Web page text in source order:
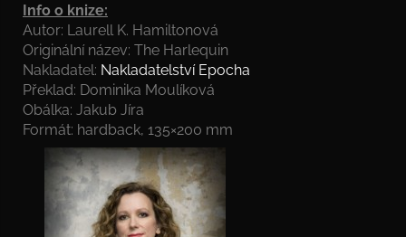
Info o knize:
Autor: Laurell K. Hamiltonová
Originální název: The Harlequin
Nakladatel: Nakladatelství Epocha
Překlad: Dominika Moulíková
Obálka: Jakub Jíra
Formát: hardback, 135×200 mm